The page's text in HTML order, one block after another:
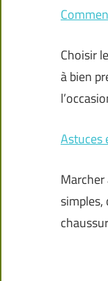
Choisir
à bien
Astuces